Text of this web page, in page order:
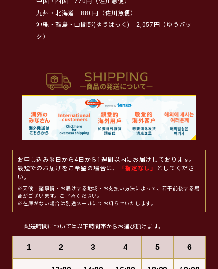
九州・北海道
880円（佐川急便）
沖縄・離島・山間部(ゆうぱっく)
2,057円（ゆうパッ
ク）
お申し込み翌日から4日から1週間以内にお届けしております。
最短でのお届けをご希望の場合は、
「指定なし」
としてくださ
い。
※天候・諸事情・お届けする地域・お支払い方法によって、若干前後する場
合がございます。ご了承ください。
※在庫がない場合は別途メールにてお知らせいたします。
配送時間については以下時間帯からお選び頂けます。
1 2 3 4 5 6